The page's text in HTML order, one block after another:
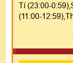
Tí (23:00-
(11:00-